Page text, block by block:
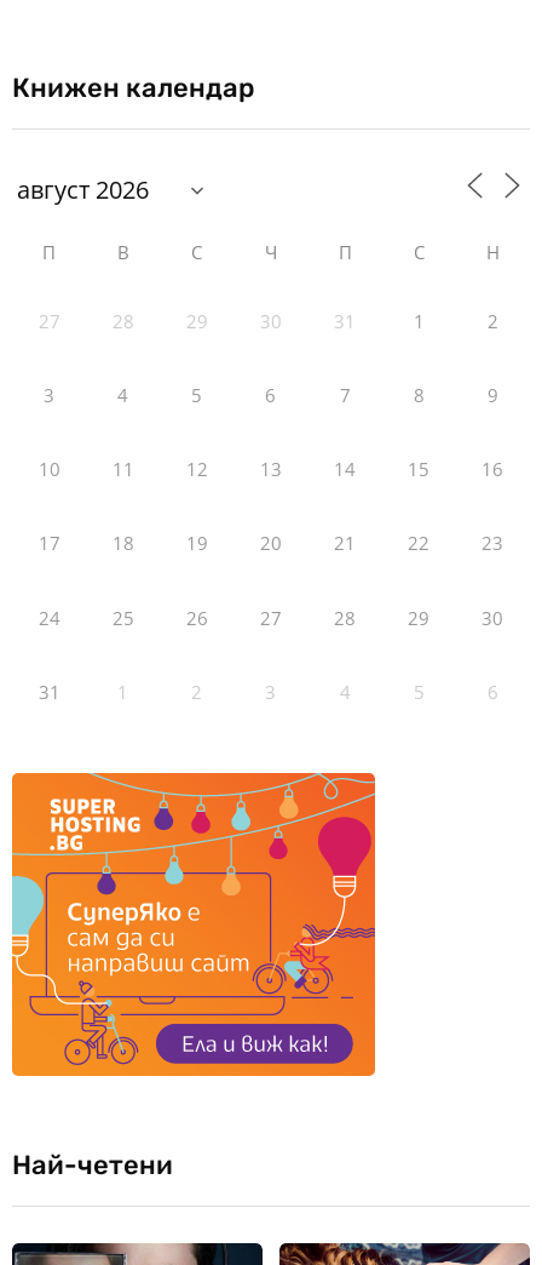
Книжен календар
П В С Ч П С Н
27 28 29 30 31 1 2
3 4 5 6 7 8 9
10 11 12 13 14 15 16
17 18 19 20 21 22 23
24 25 26 27 28 29 30
31 1 2 3 4 5 6
Най-четени